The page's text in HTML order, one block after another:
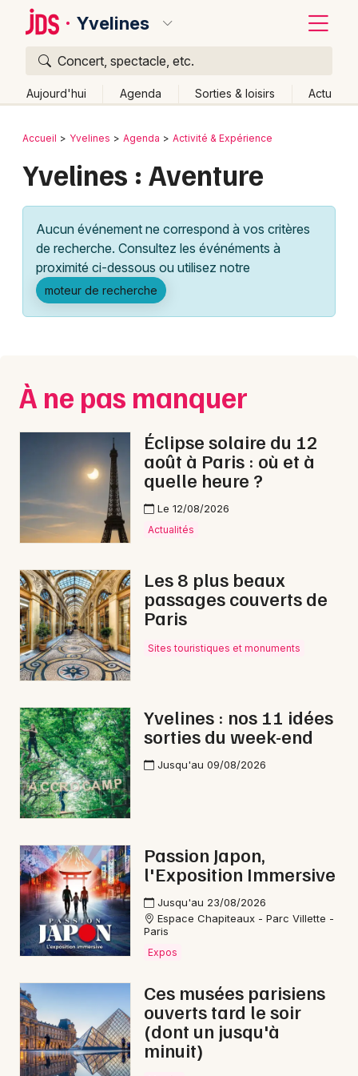
Yvelines
Concert, spectacle, etc.
Aujourd'hui Agenda Sorties & loisirs Actu
Publier un événement
Grands événements
Activité & Expérience
Manifestations
Spectacles
Concerts
Soirées
Sorties famille
Expos
Sorties & loisirs
Aventure en Ile de France
Newsletter des sorties
Artistes en tournée
Magazine dans les Yvelines
78 - Yvelines
Choisir mes départements
Bordeaux
Lille
Lyon
Marseille
Nantes
Nice
Strasbourg
Toulouse
Retour
Accueil Yvelines Agenda Activité & Expérience
Yvelines : Aventure
Aucun événement ne correspond à vos critères
de recherche. Consultez les événéments à
proximité ci-dessous ou utilisez notre
moteur de recherche
À ne pas manquer
Éclipse solaire du 12
août à Paris : où et à
quelle heure ?
Le 12/08/2026
Actualités
Les 8 plus beaux
passages couverts de
Paris
Sites touristiques et monuments
Yvelines : nos 11 idées
sorties du week-end
Jusqu'au 09/08/2026
Passion Japon,
l'Exposition Immersive
Jusqu'au 23/08/2026
Espace Chapiteaux - Parc Villette -
Paris
Expos
Ces musées parisiens
ouverts tard le soir
(dont un jusqu'à
minuit)
Quoi ?
Où ?
Changer de lieu
Quand ?
Effacer les dates
Aujourd'hui
Demain Ce week-end Autre